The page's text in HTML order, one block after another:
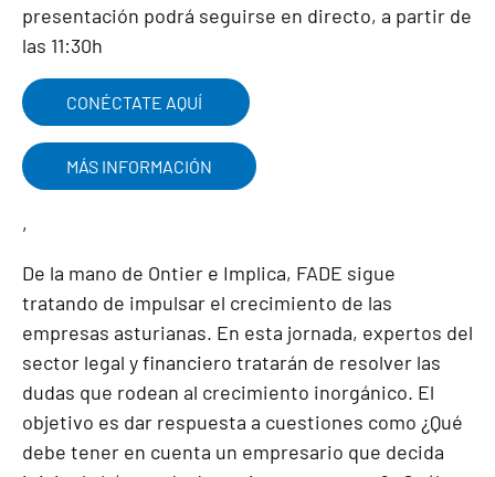
presentación podrá seguirse en directo, a partir de
las 11:30h
CONÉCTATE AQUÍ
MÁS INFORMACIÓN
,
De la mano de Ontier e Implica, FADE sigue
tratando de impulsar el crecimiento de las
empresas asturianas. En esta jornada, expertos del
sector legal y financiero tratarán de resolver las
dudas que rodean al crecimiento inorgánico. El
objetivo es dar respuesta a cuestiones como ¿Qué
debe tener en cuenta un empresario que decida